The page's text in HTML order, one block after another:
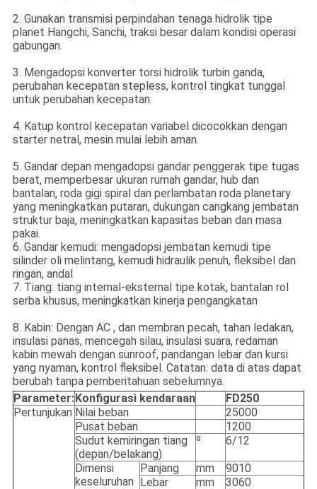
2. Gunakan transmisi perpindahan tenaga hidrolik tipe
planet Hangchi, Sanchi, traksi besar dalam kondisi operasi
gabungan.
3. Mengadopsi konverter torsi hidrolik turbin ganda,
perubahan kecepatan stepless, kontrol tingkat tunggal
untuk perubahan kecepatan.
4. Katup kontrol kecepatan variabel dicocokkan dengan
starter netral, mesin mulai lebih aman.
5. Gandar depan mengadopsi gandar penggerak tipe tugas
berat, memperbesar ukuran rumah gandar, hub dan
bantalan, roda gigi spiral dan perlambatan roda planetary
yang meningkatkan putaran, dukungan cangkang jembatan
struktur baja, meningkatkan kapasitas beban dan masa
pakai.
6. Gandar kemudi: mengadopsi jembatan kemudi tipe
silinder oli melintang, kemudi hidraulik penuh, fleksibel dan
ringan, andal
7. Tiang: tiang internal-eksternal tipe kotak, bantalan rol
serba khusus, meningkatkan kinerja pengangkatan
8. Kabin: Dengan AC , dan membran pecah, tahan ledakan,
insulasi panas, mencegah silau, insulasi suara, redaman
kabin mewah dengan sunroof, pandangan lebar dan kursi
yang nyaman, kontrol fleksibel. Catatan: data di atas dapat
berubah tanpa pemberitahuan sebelumnya.
Parameter: Konfigurasi kendaraan FD250
Pertunjukan Nilai beban
25000
Pusat beban
1200
Sudut kemiringan tiang
(depan/belakang)
º 6/12
Dimensi
keseluruhan
Panjang mm
9010
Lebar
mm 3060